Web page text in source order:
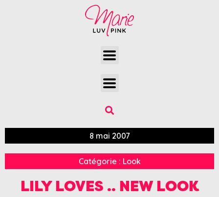
8 mai 2007
Catégorie : Look
LILY LOVES .. NEW LOOK